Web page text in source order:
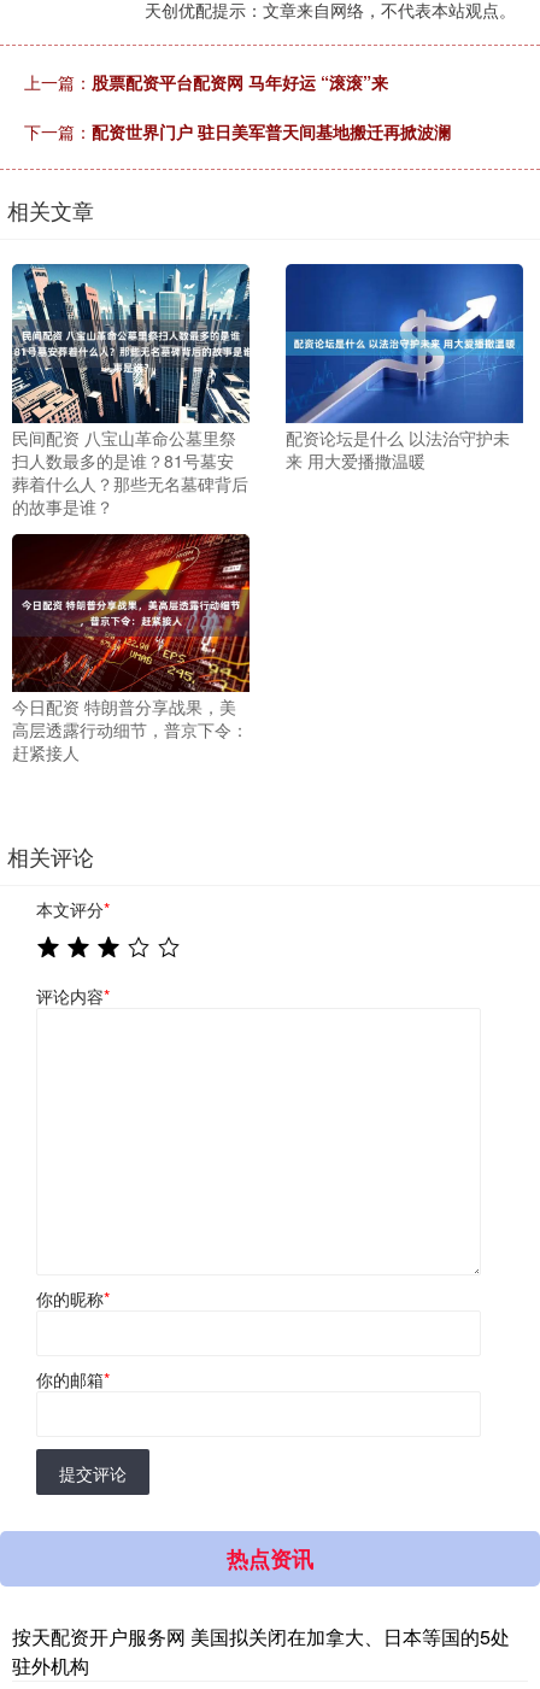
天创优配提示：文章来自网络，不代表本站观点。
上一篇： 股票配资平台配资网 马年好运 “滚滚”来
下一篇： 配资世界门户 驻日美军普天间基地搬迁再掀波澜
相关文章
民间配资 八宝山革命公墓里祭
扫人数最多的是谁？81号墓安
葬着什么人？那些无名墓碑背后
的故事是谁？
配资论坛是什么 以法治守护未
来 用大爱播撒温暖
今日配资 特朗普分享战果，美
高层透露行动细节，普京下令：
赶紧接人
相关评论
本文评分*
评论内容*
你的昵称*
你的邮箱*
提交评论
热点资讯
按天配资开户服务网 美国拟关闭在加拿大、日本等国的5处
驻外机构